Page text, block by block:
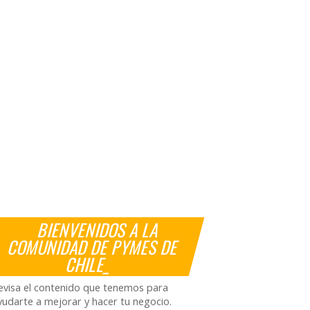
BIENVENIDOS A LA
COMUNIDAD DE PYMES DE
CHILE_
el contenido que tenemos para
a mejorar y hacer tu negocio.